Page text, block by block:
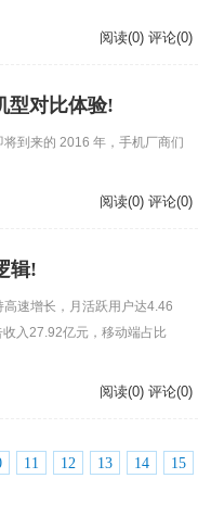
阅读(0) 评论(0)
型对比体验!
到来的 2016 年，手机厂商们
阅读(0) 评论(0)
辑!
速增长，月活跃用户达4.46
入27.92亿元，移动端占比
阅读(0) 评论(0)
11 12 13 14
15